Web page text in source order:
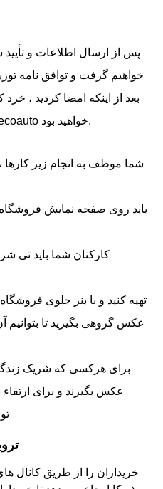
پس از ارسال اطلاعات و
خواهیم گرفت و توافق نامه
بعد از اینکه امضا کردید ،
طور رسمی یک شریک معتبر Aecoauto خواهید بود.
کارکنان شما باید تی
عکس گروهی بگیرید تا بتوانیم
برای هرکسی که شریک
عکس بگیرند و برای
توانند